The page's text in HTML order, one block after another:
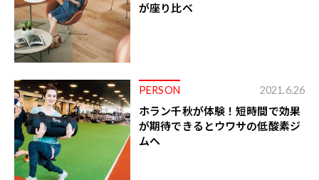
が座り比べ
PERSON 2021.6.26
ホラン千秋が体験！短時間で効果
が期待できるとウワサの低酸素ジ
ムへ